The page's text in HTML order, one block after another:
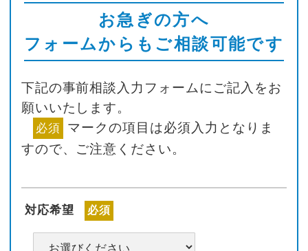
お急ぎの方へ
フォームからもご相談可能です
下記の事前相談入力フォームにご記入をお
願いいたします。
必須 マークの項目は必須入力となりま
すので、ご注意ください。
対応希望 必須